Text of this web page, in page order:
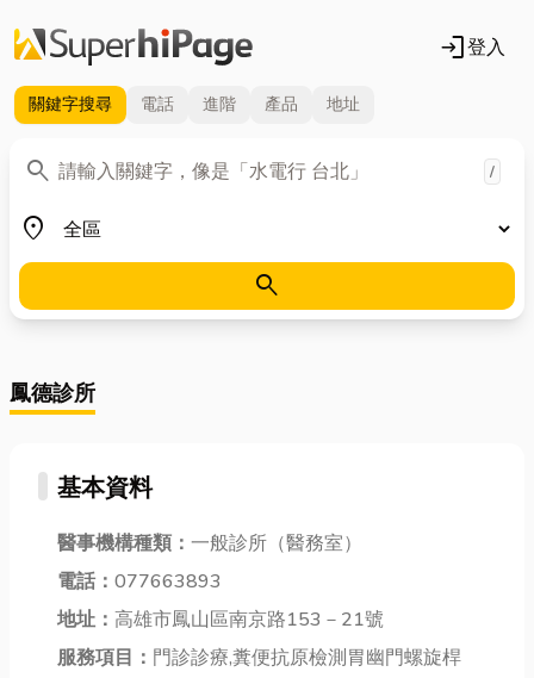
login登入
關鍵字搜尋 電話 進階 產品 地址
search
關鍵字 /
place
地區
search
鳳德診所
基本資料
醫事機構種類： 一般診所（醫務室）
電話： 077663893
地址： 高雄市鳳山區南京路153－21號
服務項目： 門診診療,糞便抗原檢測胃幽門螺旋桿